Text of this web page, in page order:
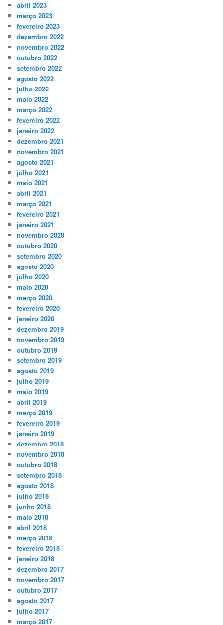
abril 2023
março 2023
fevereiro 2023
dezembro 2022
novembro 2022
outubro 2022
setembro 2022
agosto 2022
julho 2022
maio 2022
março 2022
fevereiro 2022
janeiro 2022
dezembro 2021
novembro 2021
agosto 2021
julho 2021
maio 2021
abril 2021
março 2021
fevereiro 2021
janeiro 2021
novembro 2020
outubro 2020
setembro 2020
agosto 2020
julho 2020
maio 2020
março 2020
fevereiro 2020
janeiro 2020
dezembro 2019
novembro 2019
outubro 2019
setembro 2019
agosto 2019
julho 2019
maio 2019
abril 2019
março 2019
fevereiro 2019
janeiro 2019
dezembro 2018
novembro 2018
outubro 2018
setembro 2018
agosto 2018
julho 2018
junho 2018
maio 2018
abril 2018
março 2018
fevereiro 2018
janeiro 2018
dezembro 2017
novembro 2017
outubro 2017
agosto 2017
julho 2017
março 2017